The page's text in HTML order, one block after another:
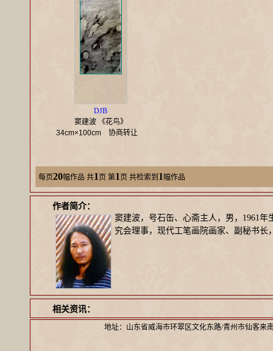
DJB
窦建波 《花鸟》
34cm×100cm 协商转让
每页20幅作品 共1 页 第1 页 共检索到 1幅作品
作者简介：
窦建波，号石缶、心斋主人，男，1961
究会理事，现代工笔画院画家、副秘书
相关资讯：
地址：山东省威海市环翠区文化东路/青州市仙客来